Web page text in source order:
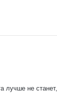
лучше не